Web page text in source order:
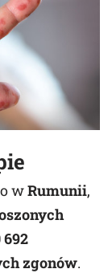
wRumunii,
692
zgonów.